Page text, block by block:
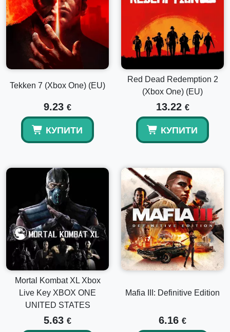
Tekken 7 (Xbox One) (EU)
9.23 €
КУПИТИ
Red Dead Redemption 2
(Xbox One) (EU)
13.22 €
КУПИТИ
Mortal Kombat XL Xbox
Live Key XBOX ONE
UNITED STATES
5.63 €
Mafia III: Definitive Edition
6.16 €